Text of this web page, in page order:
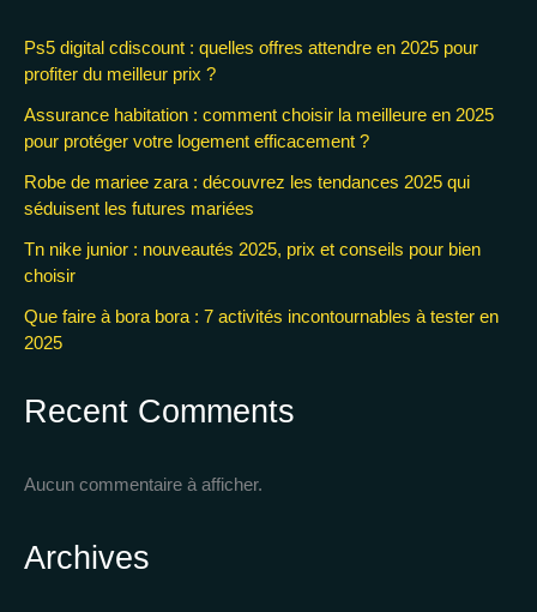
Ps5 digital cdiscount : quelles offres attendre en 2025 pour
profiter du meilleur prix ?
Assurance habitation : comment choisir la meilleure en 2025
pour protéger votre logement efficacement ?
Robe de mariee zara : découvrez les tendances 2025 qui
séduisent les futures mariées
Tn nike junior : nouveautés 2025, prix et conseils pour bien
choisir
Que faire à bora bora : 7 activités incontournables à tester en
2025
Recent Comments
Aucun commentaire à afficher.
Archives